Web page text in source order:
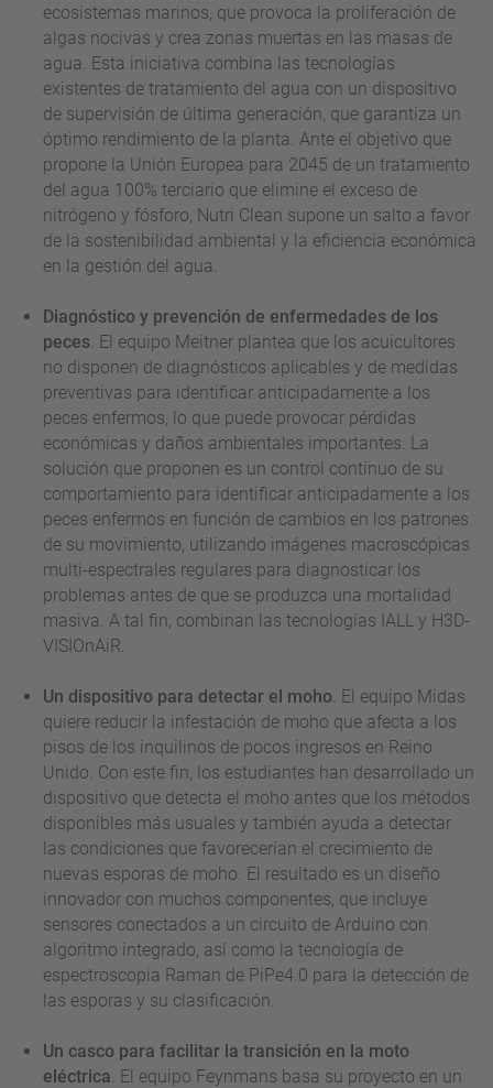
ecosistemas marinos, que provoca la proliferación de
algas nocivas y crea zonas muertas en las masas de
agua. Esta iniciativa combina las tecnologías
existentes de tratamiento del agua con un dispositivo
de supervisión de última generación, que garantiza un
óptimo rendimiento de la planta. Ante el objetivo que
propone la Unión Europea para 2045 de un tratamiento
del agua 100% terciario que elimine el exceso de
nitrógeno y fósforo, Nutri Clean supone un salto a favor
de la sostenibilidad ambiental y la eficiencia económica
en la gestión del agua.
Diagnóstico y prevención de enfermedades de los
peces . El equipo Meitner plantea que los acuicultores
no disponen de diagnósticos aplicables y de medidas
preventivas para identificar anticipadamente a los
peces enfermos, lo que puede provocar pérdidas
económicas y daños ambientales importantes. La
solución que proponen es un control continuo de su
comportamiento para identificar anticipadamente a los
peces enfermos en función de cambios en los patrones
de su movimiento, utilizando imágenes macroscópicas
multi-espectrales regulares para diagnosticar los
problemas antes de que se produzca una mortalidad
masiva. A tal fin, combinan las tecnologías IALL y H3D-
VISIOnAiR.
Un dispositivo para detectar el moho . El equipo Midas
quiere reducir la infestación de moho que afecta a los
pisos de los inquilinos de pocos ingresos en Reino
Unido. Con este fin, los estudiantes han desarrollado un
dispositivo que detecta el moho antes que los métodos
disponibles más usuales y también ayuda a detectar
las condiciones que favorecerían el crecimiento de
nuevas esporas de moho. El resultado es un diseño
innovador con muchos componentes, que incluye
sensores conectados a un circuito de Arduino con
algoritmo integrado, así como la tecnología de
espectroscopia Raman de PiPe4.0 para la detección de
las esporas y su clasificación.
Un casco para facilitar la transición en la moto
eléctrica . El equipo Feynmans basa su proyecto en un